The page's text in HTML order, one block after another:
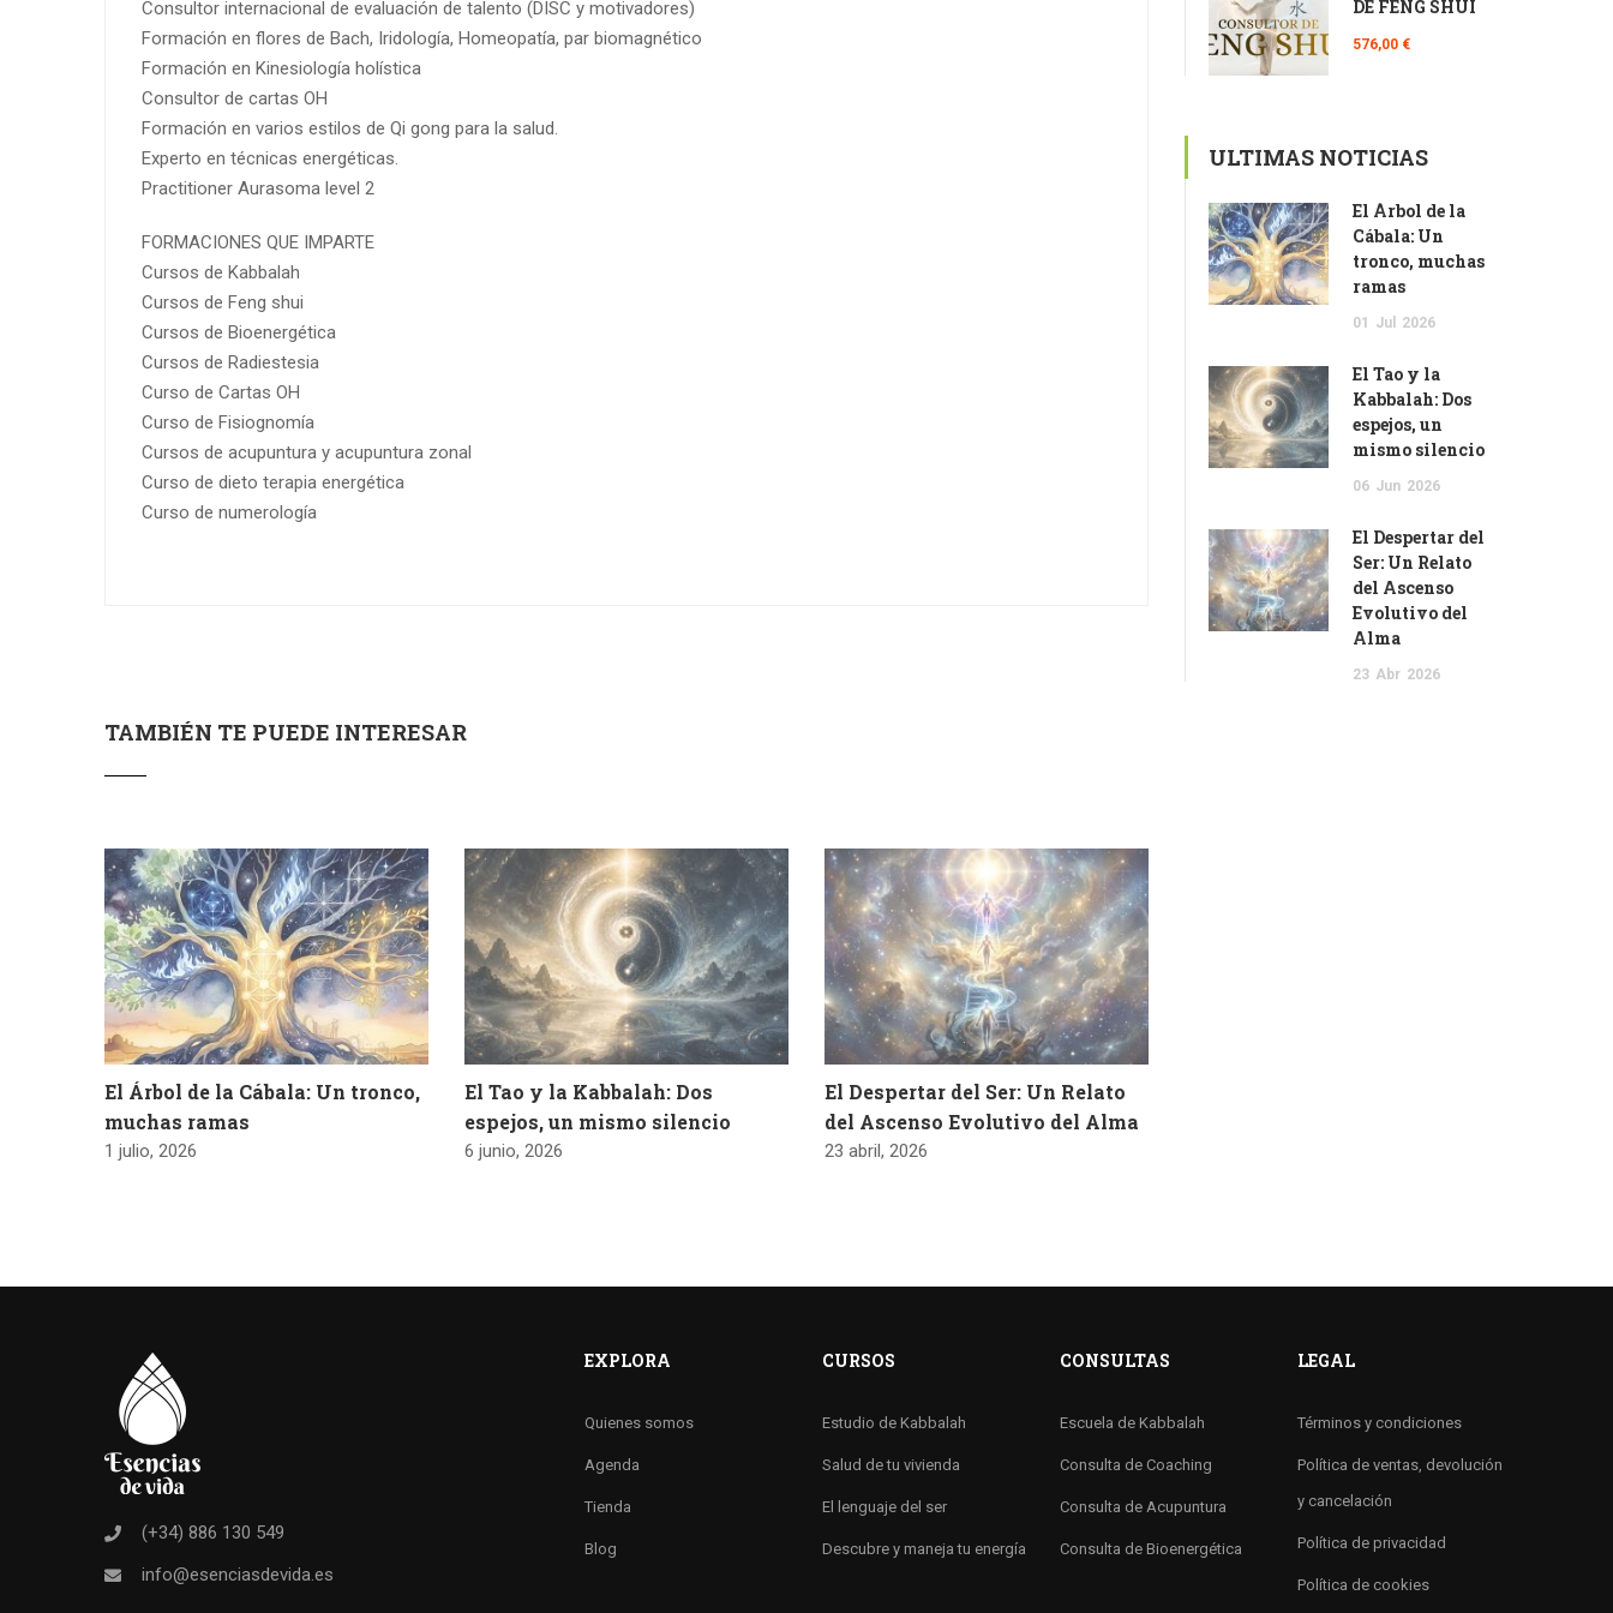
Consultor internacional de evaluación de talento (DISC y motivadores)
Formación en flores de Bach, Iridología, Homeopatía, par biomagnético
Formación en Kinesiología holística
Consultor de cartas OH
Formación en varios estilos de Qi gong para la salud.
Experto en técnicas energéticas.
Practitioner Aurasoma level 2
FORMACIONES QUE IMPARTE
Cursos de Kabbalah
Cursos de Feng shui
Cursos de Bioenergética
Cursos de Radiestesia
Curso de Cartas OH
Curso de Fisiognomía
Cursos de acupuntura y acupuntura zonal
Curso de dieto terapia energética
Curso de numerología
TAMBIÉN TE PUEDE INTERESAR
El Árbol de la Cábala: Un tronco,
muchas ramas
1 julio, 2026
El Tao y la Kabbalah: Dos
espejos, un mismo silencio
6 junio, 2026
El Despertar del Ser: Un Relato
del Ascenso Evolutivo del Alma
23 abril, 2026
DE FENG SHUI
576,00 €
ULTIMAS NOTICIAS
El Árbol de la
Cábala: Un
tronco, muchas
ramas
01 Jul 2026
El Tao y la
Kabbalah: Dos
espejos, un
mismo silencio
06 Jun 2026
El Despertar del
Ser: Un Relato
del Ascenso
Evolutivo del
Alma
23 Abr 2026
(+34) 886 130 549
info@esenciasdevida.es
EXPLORA
Quienes somos
Agenda
Tienda
Blog
CURSOS
Estudio de Kabbalah
Salud de tu vivienda
El lenguaje del ser
Descubre y maneja tu energía
CONSULTAS
Escuela de Kabbalah
Consulta de Coaching
Consulta de Acupuntura
Consulta de Bioenergética
LEGAL
Términos y condiciones
Política de ventas, devolución
y cancelación
Política de privacidad
Política de cookies